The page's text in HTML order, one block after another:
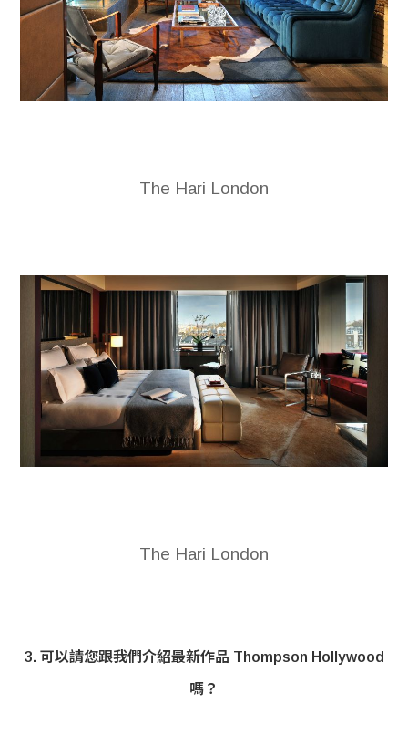
The Hari London
The Hari London
3. 可以請您跟我們介紹最新作品 Thompson Hollywood
嗎？